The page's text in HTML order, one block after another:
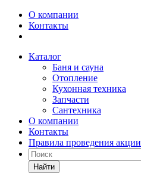
О компании
Контакты
Каталог
Баня и сауна
Отопление
Кухонная техника
Запчасти
Сантехника
О компании
Контакты
Правила проведения акции
Найти